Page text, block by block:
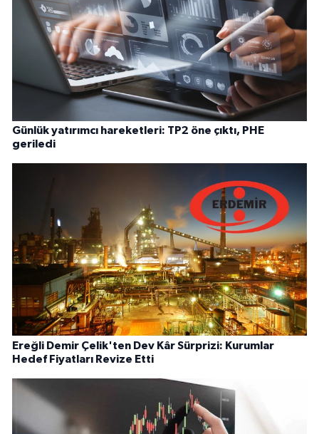
Günlük yatırımcı hareketleri: TP2 öne çıktı, PHE
geriledi
Ereğli Demir Çelik'ten Dev Kâr Sürprizi: Kurumlar
Hedef Fiyatları Revize Etti